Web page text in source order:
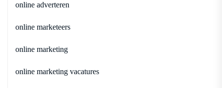
online adverteren
online marketeers
online marketing
online marketing vacatures